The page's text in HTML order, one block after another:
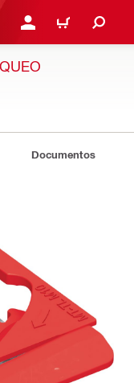
INICIE SESIÓN O
CARRITO
Documentos